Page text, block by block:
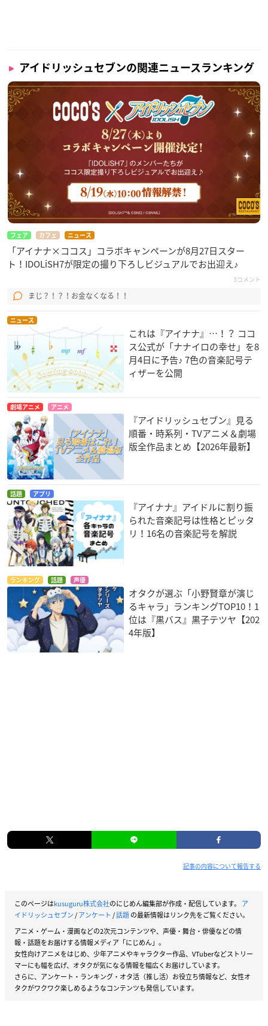
アイドリッシュセブンの関連ニュースランキング
フェア カフェ ニュース
「アイナナ×ココス」コラボキャンペーンが8月27日スター
ト！IDOLiSH7が限定の撮り下ろしビジュアルでお出迎え♪
3コメント
まじ？！？！お金なくなる！！
ニュース
これは『アイナナ』…！？ ココ
ス公式が「ナナイロの幸せ」を8
月4日に予告♪ 7色の音楽記号テ
ィザーを公開
劇場アニメ アニメ
『アイドリッシュセブン』見る
順番・時系列・TVアニメ＆劇場
版全作品まとめ【2026年最新】
話題 アプリ
『アイナナ』アイドルに割り振
られた音楽記号は性格とピッタ
リ！16名の音楽記号を解説
ランキング 話題 声優
オタクが選ぶ「小野賢章が演じ
るキャラ」ランキングTOP10！1
位は『黒バス』黒子テツヤ【202
4年版】
記事の内容について報告する
このページはkusuguru株式会社のにじめん編集部が作成・配信しています。 ア
イドリッシュセブン/アンケート /話題の最新情報はリンク先をご覧ください。
アニメ・ゲーム・漫画などの2次元コンテンツや、声優・舞台・俳優などの情
報・話題をお届けする情報メディア「にじめん」。
女性向けアニメをはじめ、少年アニメやキャラクター作品、VTuberなどストリー
マーにも幅を広げ、オタクが気になる情報を幅広くお届けしています。
さらに、アンケート・ランキング・オタ活（推し活）お役立ち情報など、女性オ
タクがワクワク楽しめるようなコンテンツも発信しています。